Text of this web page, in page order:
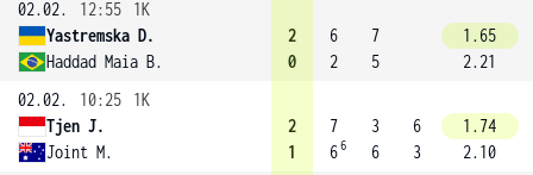
02.02.
12:55
1K
Yastremska D.
Haddad Maia B.
2
0
6
2
7
5
1.65
2.21
02.02.
10:25
1K
Tjen J.
Joint M.
2
1
7
66
3
6
6
3
1.74
2.10